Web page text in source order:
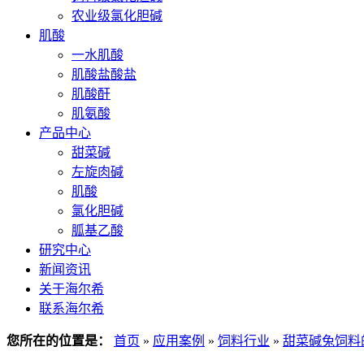
农业级氯化胆碱
肌酸
一水肌酸
肌酸盐酸盐
肌酸酐
肌氨酸
产品中心
甜菜碱
左旋肉碱
肌酸
氯化胆碱
胍基乙酸
研究中心
新闻资讯
关于海尔希
联系海尔希
您所在的位置是： 首页 » 应用案例 » 饲料行业 » 甜菜碱兔饲料